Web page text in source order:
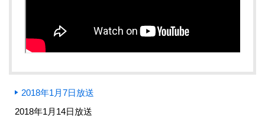
2018年1月7日放送
2018年1月14日放送